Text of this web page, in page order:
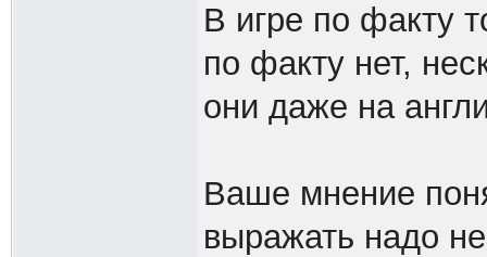
В игре по факту
по факту нет,
они даже на
Ваше мнение
выражать надо